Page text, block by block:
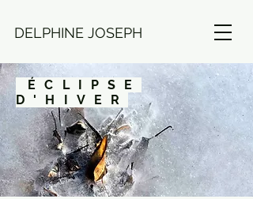
DELPHINE JOSEPH
ÉCLIPSE
D'HIVER